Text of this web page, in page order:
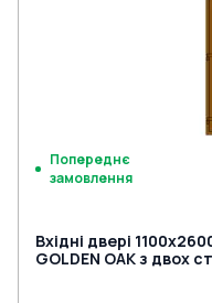
Попереднє
замовлення
Вхідні двері
GOLDEN OAK з двох